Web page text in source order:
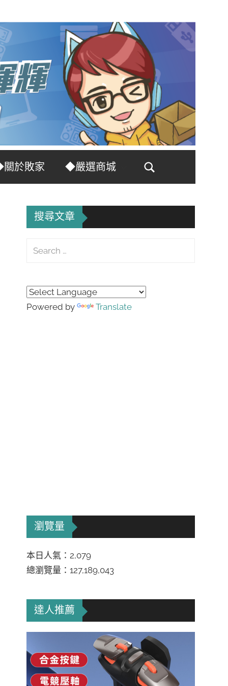
於敗家
◆嚴選商城
Search
搜尋文章
Search
Powered by Translate
瀏覽量
本日人氣：2,079
總瀏覽量：127,189,043
達人推薦